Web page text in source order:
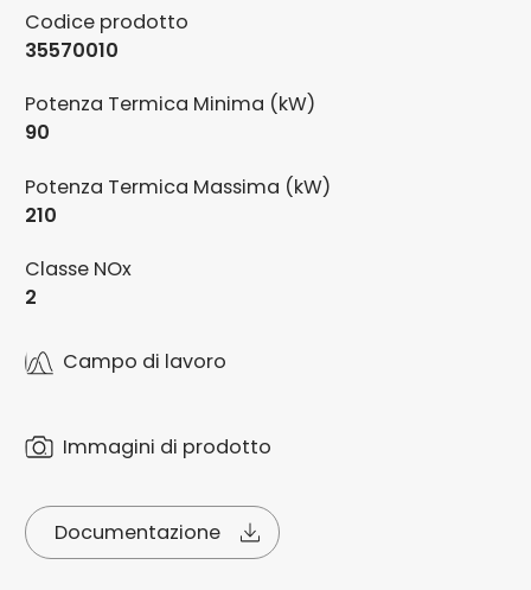
Codice prodotto
35570010
Potenza Termica Minima (kW)
90
Potenza Termica Massima (kW)
210
Classe NOx
2
Campo di lavoro
Immagini di prodotto
Documentazione